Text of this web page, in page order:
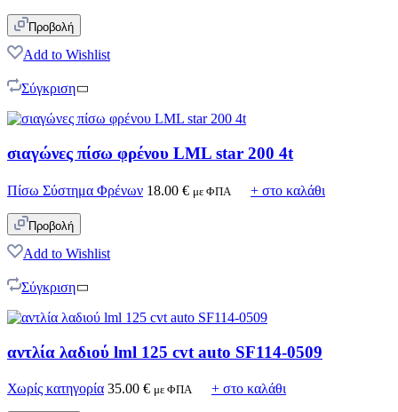
Προβολή
Add to Wishlist
Σύγκριση
σιαγώνες πίσω φρένου LML star 200 4t
Πίσω Σύστημα Φρένων 18.00 € με ΦΠΑ + στο καλάθι
Προβολή
Add to Wishlist
Σύγκριση
αντλία λαδιού lml 125 cvt auto SF114-0509
Χωρίς κατηγορία 35.00 € με ΦΠΑ + στο καλάθι